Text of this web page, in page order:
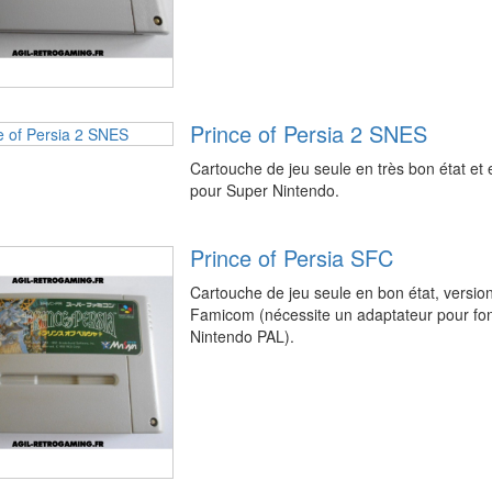
Prince of Persia 2 SNES
Cartouche de jeu seule en très bon état et
pour Super Nintendo.
Prince of Persia SFC
Cartouche de jeu seule en bon état,
Famicom (nécessite un adaptateur pour
Nintendo PAL).